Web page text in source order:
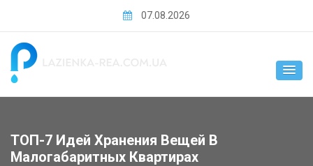
content
07.08.2026
ТОП-7 Идей Хранения Вещей В
Малогабаритных Квартирах